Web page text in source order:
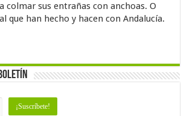
colmar sus entrañas con anchoas. O
que han hecho y hacen con Andalucía.